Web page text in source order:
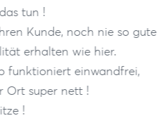
freundlich.
hier Kaffee zu
Dieser
hohe Qualität.
kleine Tüte
Probieren